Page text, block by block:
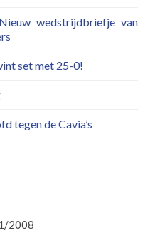
Nieuw wedstrijdbriefje van
set met 25-0!
tegen de Cavia’s
2008